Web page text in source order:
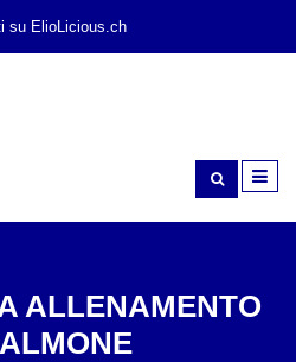
su ElioLicious.ch
ALLENAMENTO